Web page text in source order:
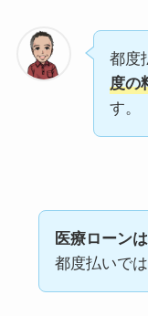
都度
度の
す。
医療ローン
都度払いで